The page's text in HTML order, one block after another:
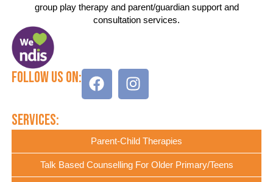
group play therapy and parent/guardian support and
consultation services.
Follow Us On:
Services:
Parent-Child Therapies
Talk Based Counselling For Older Primary/Teens